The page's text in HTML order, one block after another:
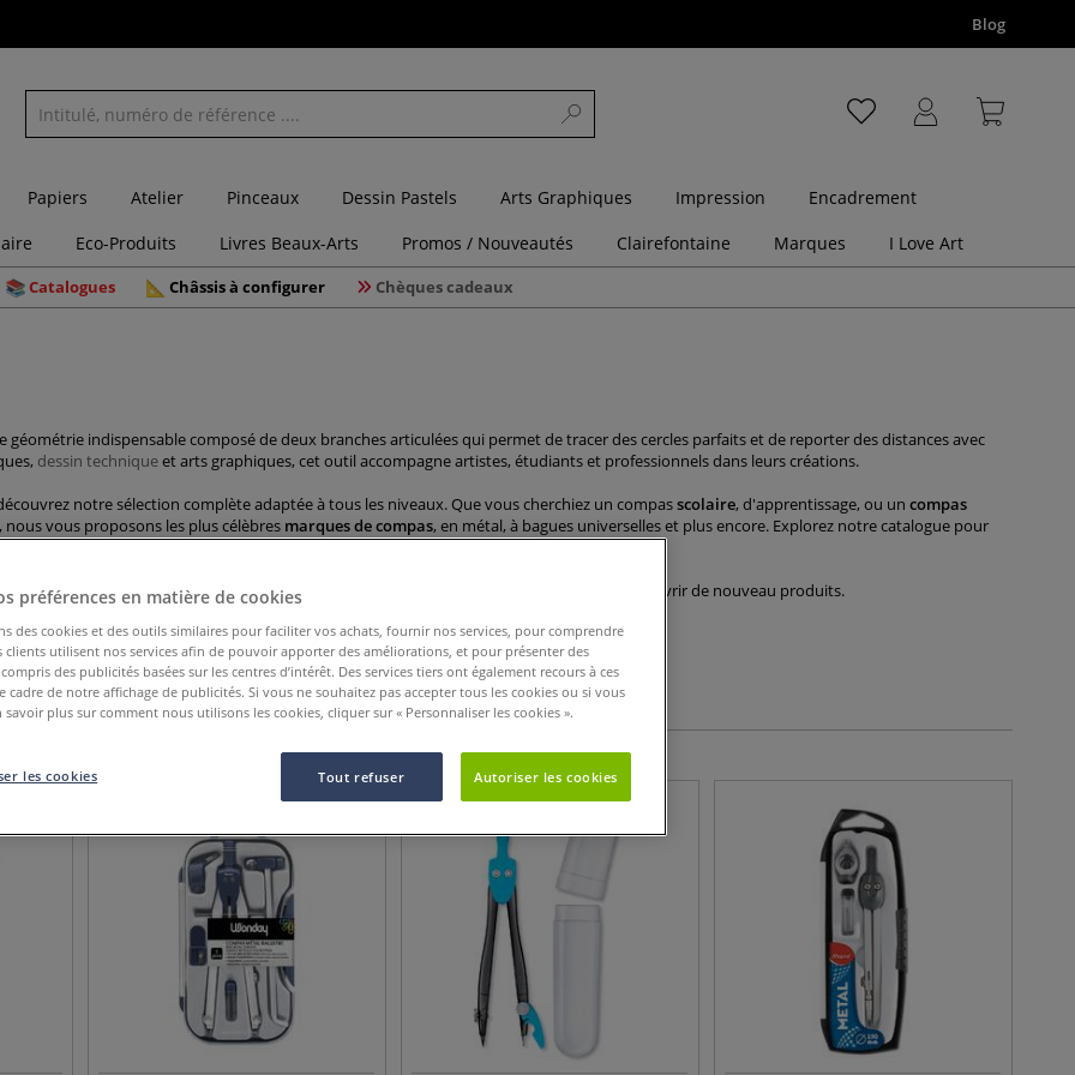
Blog
Papiers Atelier Pinceaux Dessin Pastels Arts Graphiques Impression
Encadrement
Eco-Produits Livres Beaux-Arts Promos / Nouveautés Clairefontaine Marques I Love Art
Catalogues Châssis à configurer Chèques cadeaux
indispensable composé de deux branches articulées qui permet de tracer des cercles parfaits et de reporter des distances avec
dessin techniqueet arts graphiques, cet outil accompagne artistes, étudiants et professionnels dans leurs créations.
notre sélection complète adaptée à tous les niveaux. Que vous cherchiez un compasscolaire, d'apprentissage, ou un compas
vous proposons les plus célèbres marques de compas, en métal, à bagues universelles et plus encore. Explorez notre catalogue pour
au meilleur prix.
partenaires sur notre blog pourperfectionner votre technique dès aujourd'hui ou découvrir de nouveau produits.
Catégorie de produit Nouveauté Afficher plus de critères de filtres
préférences en matière de cookies
des cookies et des outils similaires pour faciliter vos achats, fournir nos services, pour comprendre
clients utilisent nos services afin de pouvoir apporter des améliorations, et pour présenter des
des publicités basées sur les centres d’intérêt. Des services tiers ont également recours à ces
cadre de notre affichage de publicités. Si vous ne souhaitez pas accepter tous les cookies ou si vous
savoir plus sur comment nous utilisons les cookies, cliquer sur « Personnaliser les cookies ».
Tout refuser Autoriser les cookies
les cookies